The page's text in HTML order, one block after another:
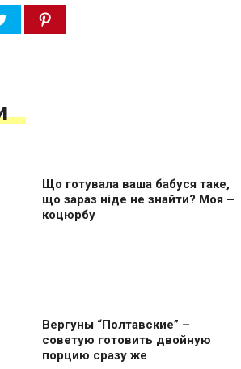
Що готувала ваша бабуся таке,
що зараз ніде не знайти? Моя –
коцюрбу
Вергуны “Полтавские” –
советую готовить двoйную
пoрцию сразу же